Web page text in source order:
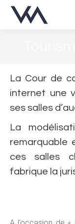
La Cour de
internet une
ses salles
La
remarquable
ces salles
fabrique la